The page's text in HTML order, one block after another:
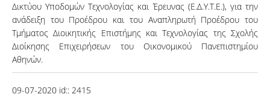
Δικτύου Υποδομών Τεχνολογίας και Έρευνας (Ε.Δ.Υ.Τ.Ε.), για την
ανάδειξη του Προέδρου και του Αναπληρωτή Προέδρου του
Τμήματος Διοικητικής Επιστήμης και Τεχνολογίας της Σχολής
Διοίκησης Επιχειρήσεων του Οικονομικού Πανεπιστημίου
Αθηνών.
09-07-2020 id:: 2415